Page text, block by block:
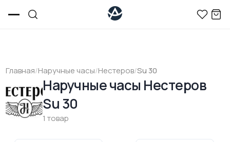
Главная/Наручные часы/Нестеров/Su 30
Наручные часы Нестеров
Su 30
1 товар